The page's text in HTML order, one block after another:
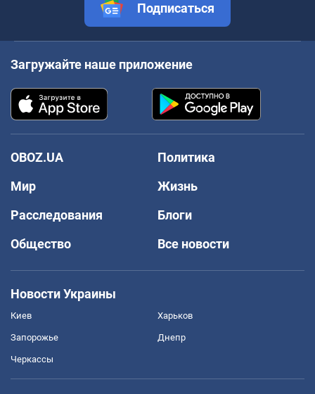
Подписаться
Загружайте наше приложение
OBOZ.UA
Политика
Мир
Жизнь
Расследования
Блоги
Общество
Все новости
Новости Украины
Киев Харьков
Запорожье Днепр
Черкассы